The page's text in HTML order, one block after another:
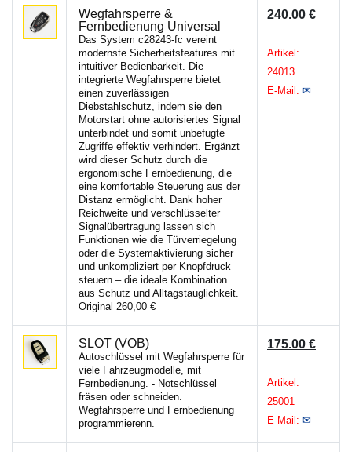
Wegfahrsperre &
Fernbedienung Universal
Das System c28243-fc vereint
modernste Sicherheitsfeatures mit
intuitiver Bedienbarkeit. Die
integrierte Wegfahrsperre bietet
einen zuverlässigen
Diebstahlschutz, indem sie den
Motorstart ohne autorisiertes Signal
unterbindet und somit unbefugte
Zugriffe effektiv verhindert. Ergänzt
wird dieser Schutz durch die
ergonomische Fernbedienung, die
eine komfortable Steuerung aus der
Distanz ermöglicht. Dank hoher
Reichweite und verschlüsselter
Signalübertragung lassen sich
Funktionen wie die Türverriegelung
oder die Systemaktivierung sicher
und unkompliziert per Knopfdruck
steuern – die ideale Kombination
aus Schutz und Alltagstauglichkeit.
Original 260,00 €
240.00 €
Artikel:
24013
E-Mail: ✉
SLOT (VOB)
Autoschlüssel mit Wegfahrsperre für
viele Fahrzeugmodelle, mit
Fernbedienung. - Notschlüssel
fräsen oder schneiden.
Wegfahrsperre und Fernbedienung
programmierenn.
175.00 €
Artikel:
25001
E-Mail: ✉